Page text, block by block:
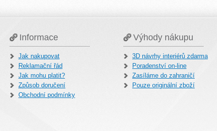
Informace
Jak nakupovat
Reklamační řád
Jak mohu platit?
Způsob doručení
Obchodní podmínky
Výhody nákupu
3D návrhy interiérů zdarma
Poradenství on-line
Zasíláme do zahraničí
Pouze originální zboží